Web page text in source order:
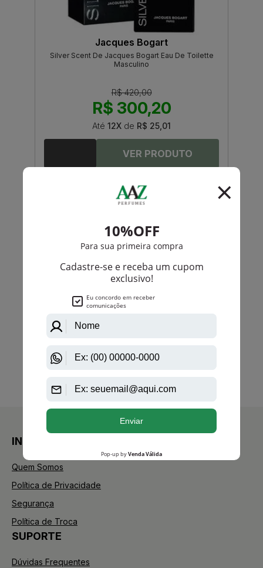
Jacques Bogart
Silver Scent De Jacques Bogart Eau De Toilette
Masculino
R$ 420,00
R$ 300,20
Até 12X de R$ 25,01
Animale Black Eau De Toilette Masculino
R$ 395,00
R$ 323,00
Até12XdeR$ 26,91
INSTITUCIONAL
Quem Somos
Política de Privacidade
Segurança
Política de Troca
SUPORTE
Dúvidas Frequentes